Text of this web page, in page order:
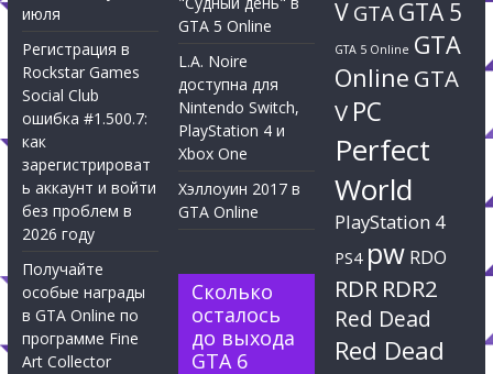
июля
Регистрация в
Rockstar Games
Social Club
ошибка #1.500.7:
как
зарегистрироват
ь аккаунт и войти
без проблем в
2026 году
Получайте
особые награды
в GTA Online по
программе Fine
Art Collector
GTA 5 Online
L.A. Noire
доступна для
Nintendo Switch,
PlayStation 4 и
Xbox One
Хэллоуин 2017 в
GTA Online
Сколько
осталось
до выхода
GTA 6
VGTAGTA 5
GTA 5 Online GTA
Online GTA
V PC
Perfect
World
PlayStation 4
PS4 pw RDO
RDR RDR2
Red Dead
Red Dead